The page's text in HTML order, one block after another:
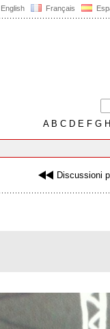
English Français
AB C D E F G H
Discussioni